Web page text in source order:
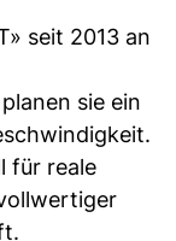
seit 2013 an
sie ein
für reale